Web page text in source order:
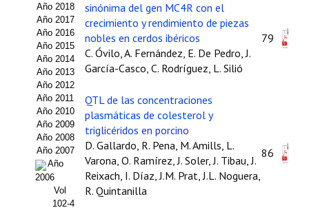
Galería de Fotos
Web AIDA 2.0
REVISTA ITEA
Presentación ITEA
Equipo Editorial
Leer revista ITEA
Directrices para autores/as
Año 2018
Año 2017
Año 2016
Año 2015
Año 2014
Año 2013
Año 2012
Año 2011
Año 2010
Año 2009
Año 2008
Año 2007
Año
2006
Vol
102-4
sinónima del gen MC4R con el
crecimiento y rendimiento de piezas
nobles en cerdos ibéricos
C. Óvilo, A. Fernández, E. De Pedro, J.
García-Casco, C. Rodríguez, L. Silió
79
QTL de las concentraciones
plasmáticas de colesterol y
triglicéridos en porcino
D. Gallardo, R. Pena, M. Amills, L.
Varona, O. Ramírez, J. Soler, J. Tibau, J.
Reixach, I. Díaz, J.M. Prat, J.L. Noguera,
R. Quintanilla
86